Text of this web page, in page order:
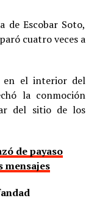
de Escobar Soto,
cuatro veces a
en el interior del
la conmoción
del sitio de los
de payaso
mensajes